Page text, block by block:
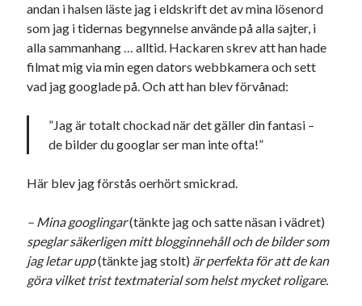
Kategorier
Kategorier
#blogg100 allmänbildning
barnen basket bil corona
andan i halsen läste jag i eldskrift det av mina lösenord
som jag i tidernas begynnelse använde på alla sajter, i
alla sammanhang … alltid. Hackaren skrev att han hade
filmat mig via min egen dators webbkamera och sett
vad jag googlade på. Och att han blev förvånad:
”Jag är totalt chockad när det gäller din fantasi –
de bilder du googlar ser man inte ofta!”
Här blev jag förstås oerhört smickrad.
– Mina googlingar(tänkte jag och satte näsan i vädret)
speglar säkerligen mitt blogginnehåll och de bilder som
jag letar upp(tänkte jag stolt) är perfekta för att de kan
göra vilket trist textmaterial som helst mycket roligare.